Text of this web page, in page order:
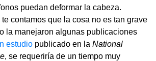
puedan deformar la cabeza.
contamos que la cosa no es tan grave
la manejaron algunas publicaciones
estudio publicado en la National
, se requeriría de un tiempo muy